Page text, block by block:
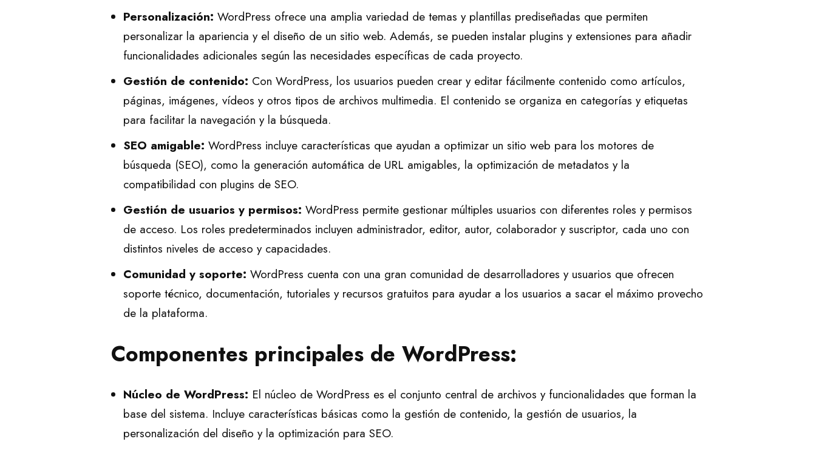
Personalización: WordPress ofrece una amplia variedad de temas y plantillas prediseñadas que permiten
personalizar la apariencia y el diseño de un sitio web. Además, se pueden instalar plugins y extensiones para añadir
funcionalidades adicionales según las necesidades específicas de cada proyecto.
Gestión de contenido: Con WordPress, los usuarios pueden crear y editar fácilmente contenido como artículos,
páginas, imágenes, vídeos y otros tipos de archivos multimedia. El contenido se organiza en categorías y etiquetas
para facilitar la navegación y la búsqueda.
SEO amigable: WordPress incluye características que ayudan a optimizar un sitio web para los motores de
búsqueda (SEO), como la generación automática de URL amigables, la optimización de metadatos y la
compatibilidad con plugins de SEO.
Gestión de usuarios y permisos: WordPress permite gestionar múltiples usuarios con diferentes roles y permisos
de acceso. Los roles predeterminados incluyen administrador, editor, autor, colaborador y suscriptor, cada uno con
distintos niveles de acceso y capacidades.
Comunidad y soporte: WordPress cuenta con una gran comunidad de desarrolladores y usuarios que ofrecen
soporte técnico, documentación, tutoriales y recursos gratuitos para ayudar a los usuarios a sacar el máximo provecho
de la plataforma.
Componentes principales de WordPress:
Núcleo de WordPress: El núcleo de WordPress es el conjunto central de archivos y funcionalidades que forman la
base del sistema. Incluye características básicas como la gestión de contenido, la gestión de usuarios, la
personalización del diseño y la optimización para SEO.